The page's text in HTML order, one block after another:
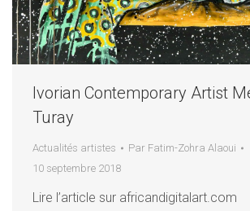
Ivorian Contemporary Artist
Turay
Actualités artistes Par Fatim-Zohra Alaoui
10 septembre 2018
Lire l’article sur africandigitalart.com